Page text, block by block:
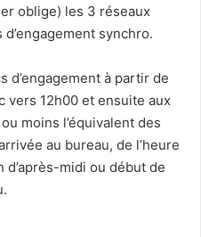
oblige) les 3 réseaux
synchro.
d’engagement à partir de
vers 12h00 et ensuite aux
moins l’équivalent des
au bureau, de l’heure
midi ou début de